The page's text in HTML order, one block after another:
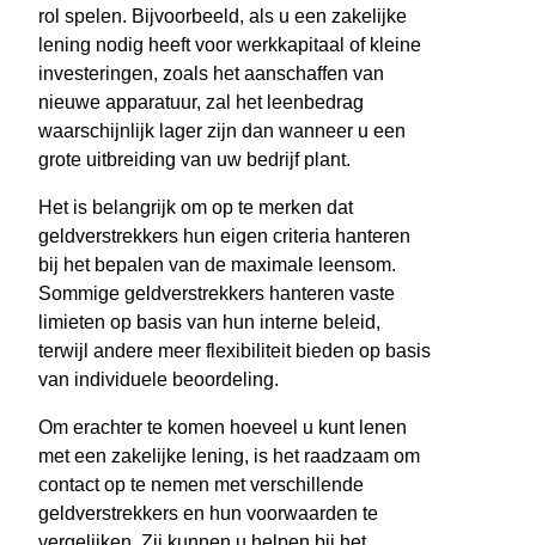
rol spelen. Bijvoorbeeld, als u een zakelijke
lening nodig heeft voor werkkapitaal of kleine
investeringen, zoals het aanschaffen van
nieuwe apparatuur, zal het leenbedrag
waarschijnlijk lager zijn dan wanneer u een
grote uitbreiding van uw bedrijf plant.
Het is belangrijk om op te merken dat
geldverstrekkers hun eigen criteria hanteren
bij het bepalen van de maximale leensom.
Sommige geldverstrekkers hanteren vaste
limieten op basis van hun interne beleid,
terwijl andere meer flexibiliteit bieden op basis
van individuele beoordeling.
Om erachter te komen hoeveel u kunt lenen
met een zakelijke lening, is het raadzaam om
contact op te nemen met verschillende
geldverstrekkers en hun voorwaarden te